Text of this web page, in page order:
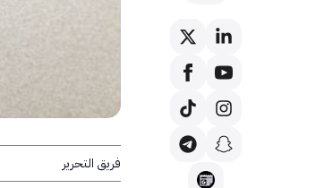
فريق التحرير